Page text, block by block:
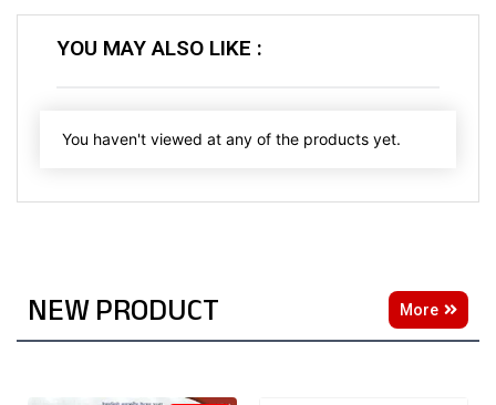
YOU MAY ALSO LIKE :
You haven't viewed at any of the products yet.
NEW PRODUCT More